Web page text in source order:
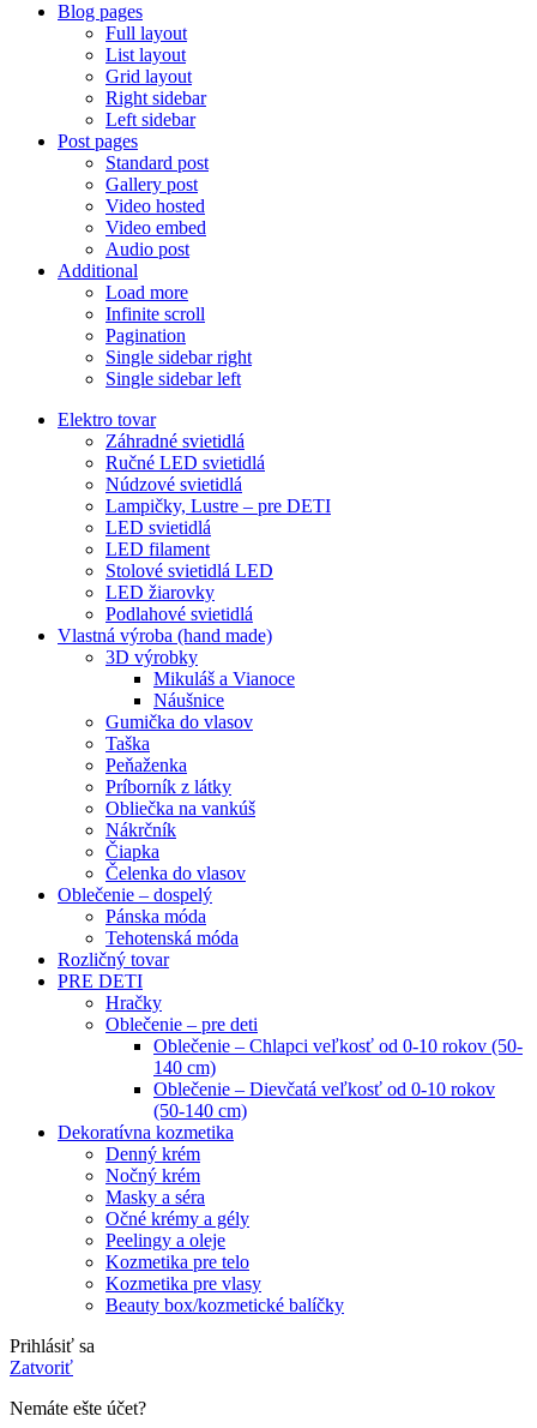
Blog pages
Full layout
List layout
Grid layout
Right sidebar
Left sidebar
Post pages
Standard post
Gallery post
Video hosted
Video embed
Audio post
Additional
Load more
Infinite scroll
Pagination
Single sidebar right
Single sidebar left
Elektro tovar
Záhradné svietidlá
Ručné LED svietidlá
Núdzové svietidlá
Lampičky, Lustre – pre DETI
LED svietidlá
LED filament
Stolové svietidlá LED
LED žiarovky
Podlahové svietidlá
Vlastná výroba (hand made)
3D výrobky
Mikuláš a Vianoce
Náušnice
Gumička do vlasov
Taška
Peňaženka
Príborník z látky
Obliečka na vankúš
Nákrčník
Čiapka
Čelenka do vlasov
Oblečenie – dospelý
Pánska móda
Tehotenská móda
Rozličný tovar
PRE DETI
Hračky
Oblečenie – pre deti
Oblečenie – Chlapci veľkosť od 0-10 rokov (50-
140 cm)
Oblečenie – Dievčatá veľkosť od 0-10 rokov
(50-140 cm)
Dekoratívna kozmetika
Denný krém
Nočný krém
Masky a séra
Očné krémy a gély
Peelingy a oleje
Kozmetika pre telo
Kozmetika pre vlasy
Beauty box/kozmetické balíčky
Prihlásiť sa
Zatvoriť
Nemáte ešte účet?